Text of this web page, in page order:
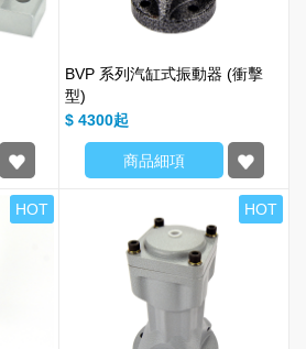
BVP 系列汽缸式振動器 (衝擊
型)
$ 4300
商品細項
HOT HOT